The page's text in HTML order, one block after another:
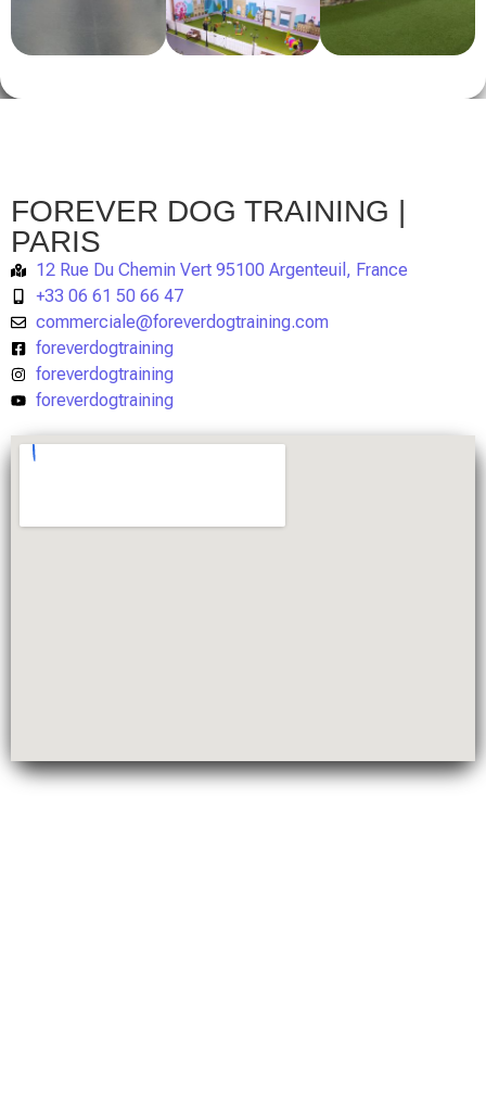
FOREVER DOG TRAINING |
PARIS
12 Rue Du Chemin Vert 95100 Argenteuil, France
+33 06 61 50 66 47
commerciale@foreverdogtraining.com
foreverdogtraining
foreverdogtraining
foreverdogtraining